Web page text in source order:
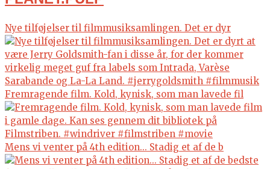
Nye tilføjelser til filmmusiksamlingen. Det er dyr
Fremragende film. Kold, kynisk, som man lavede fil
Mens vi venter på 4th edition... Stadig et af de b